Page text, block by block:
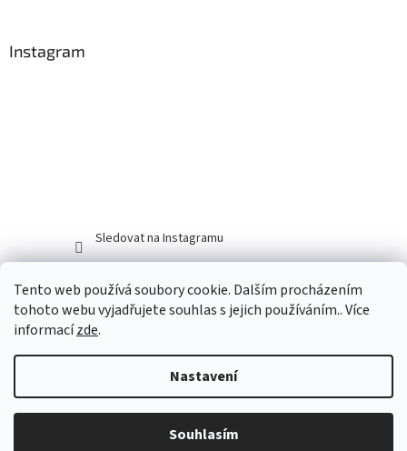
Tento web používá soubory cookie. Dalším procházením
tohoto webu vyjadřujete souhlas s jejich používáním.. Více
informacízde.
Nastavení
Souhlasím
Instagram
Sledovat na Instagramu
Vytvořil Shoptet
Myší doupě. Všechna práva vyhrazena.